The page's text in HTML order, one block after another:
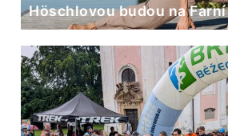
Höschlovou budou na